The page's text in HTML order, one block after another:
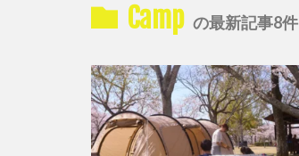
Camp の最新記事8件